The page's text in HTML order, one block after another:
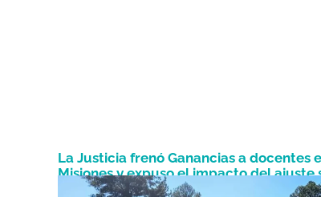
La Justicia frenó Ganancias a docentes
Misiones y expuso el impacto del ajuste
salario
Enero 2, 2026